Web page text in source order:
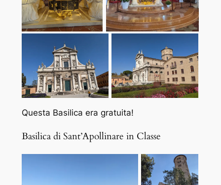
Questa Basilica era gratuita!
Basilica di Sant’Apollinare in Classe